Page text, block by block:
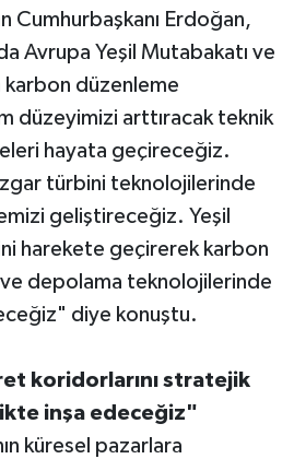
Cumhurbaşkanı Erdoğan,
Avrupa Yeşil Mutabakatı ve
karbon düzenleme
düzeyimizi arttıracak teknik
hayata geçireceğiz.
türbini teknolojilerinde
geliştireceğiz. Yeşil
harekete geçirerek karbon
depolama teknolojilerinde
diye konuştu.
koridorlarını stratejik
inşa edeceğiz"
küresel pazarlara